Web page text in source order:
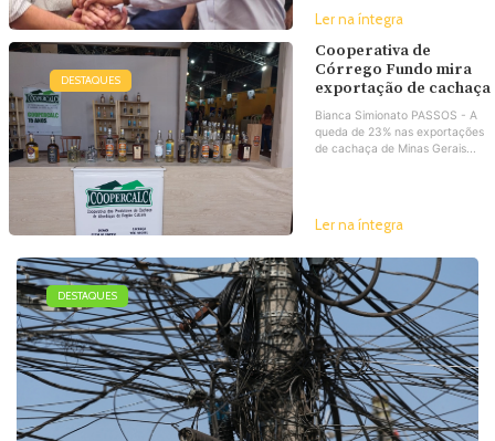
Ler na íntegra
DESTAQUES
Cooperativa de
Córrego Fundo mira
exportação de cachaça
Bianca Simionato PASSOS - A
queda de 23% nas exportações
de cachaça de Minas Gerais...
Ler na íntegra
DESTAQUES